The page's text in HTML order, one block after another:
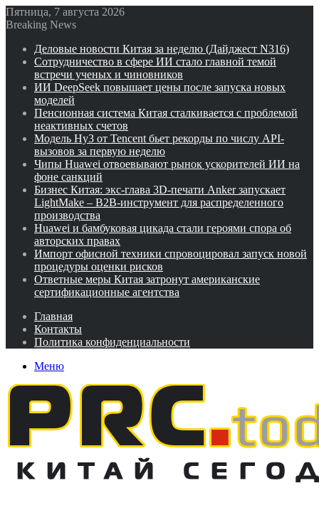
Пятница, 7 августа 2026
Breaking News
Деловые новости Китая за неделю (Дайджест N316)
Сотрудничество в сфере ИИ стало главной темой
встречи ученых и чиновников
ИИ DeepSeek повышает цены после запуска новых
моделей
Пенсионная система Китая сталкивается с проблемой
неактивных счетов
Модель Hy3 от Tencent бьет рекорды по числу API-
вызовов за первую неделю
Чипы Huawei отвоевывают рынок ускорителей ИИ на
фоне санкций
Бизнес Китая: экс-глава 3D-печати Anker запускает
LightMake – B2B-инструмент для распределенного
производства
Huawei и бамбуковая цикада стали героями спора об
авторских правах
Импорт офисной техники спровоцировал запуск новой
процедуры оценки рисков
Ответные меры Китая затронут американские
сертификационные агентства
Главная
Контакты
Политика конфиденциальности
Меню